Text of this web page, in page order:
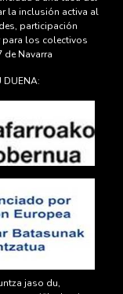
la inclusión activa al
participación
para los colectivos
de Navarra
DUENA:
jaso du,